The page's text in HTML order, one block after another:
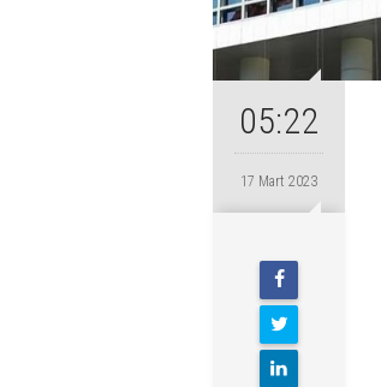
05:22
17 Mart 2023